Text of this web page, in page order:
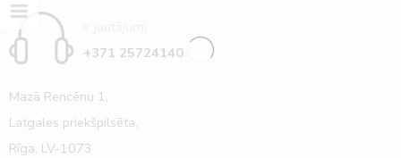
+371 25724140
Mazā Rencēnu 1,
Latgales priekšpilsēta,
Rīga, LV-1073